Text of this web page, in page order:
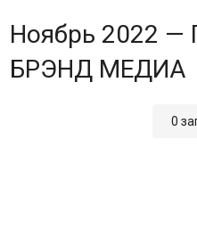
Ноябрь 2022 —
БРЭНД МЕДИА
0